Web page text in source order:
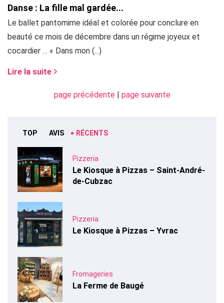
Danse : La fille mal gardée...
Le ballet pantomime idéal et colorée pour conclure en
beauté ce mois de décembre dans un régime joyeux et
cocardier … « Dans mon (...)
Lire la suite
page précédente page suivante
TOP AVIS RÉCENTS
Pizzeria
Le Kiosque à Pizzas – Saint-André-
de-Cubzac
Pizzeria
Le Kiosque à Pizzas – Yvrac
Fromageries
La Ferme de Baugé